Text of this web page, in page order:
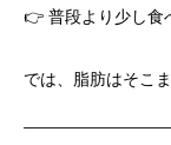
👉 普段より少し食
では、脂肪はそこ